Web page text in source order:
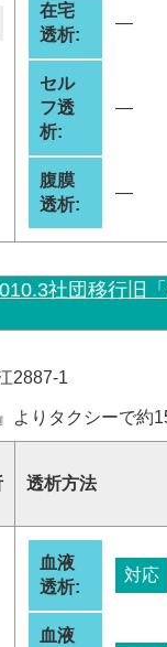
在宅
透析:
―
セル
フ透
析:
―
腹膜
透析:
―
社団移行旧
2887-1
よりタクシーで約
透析方法
血液
透析:
対応
血液